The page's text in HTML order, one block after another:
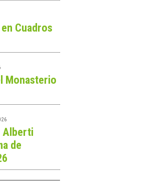
Cuadros
Monasterio
Alberti
de